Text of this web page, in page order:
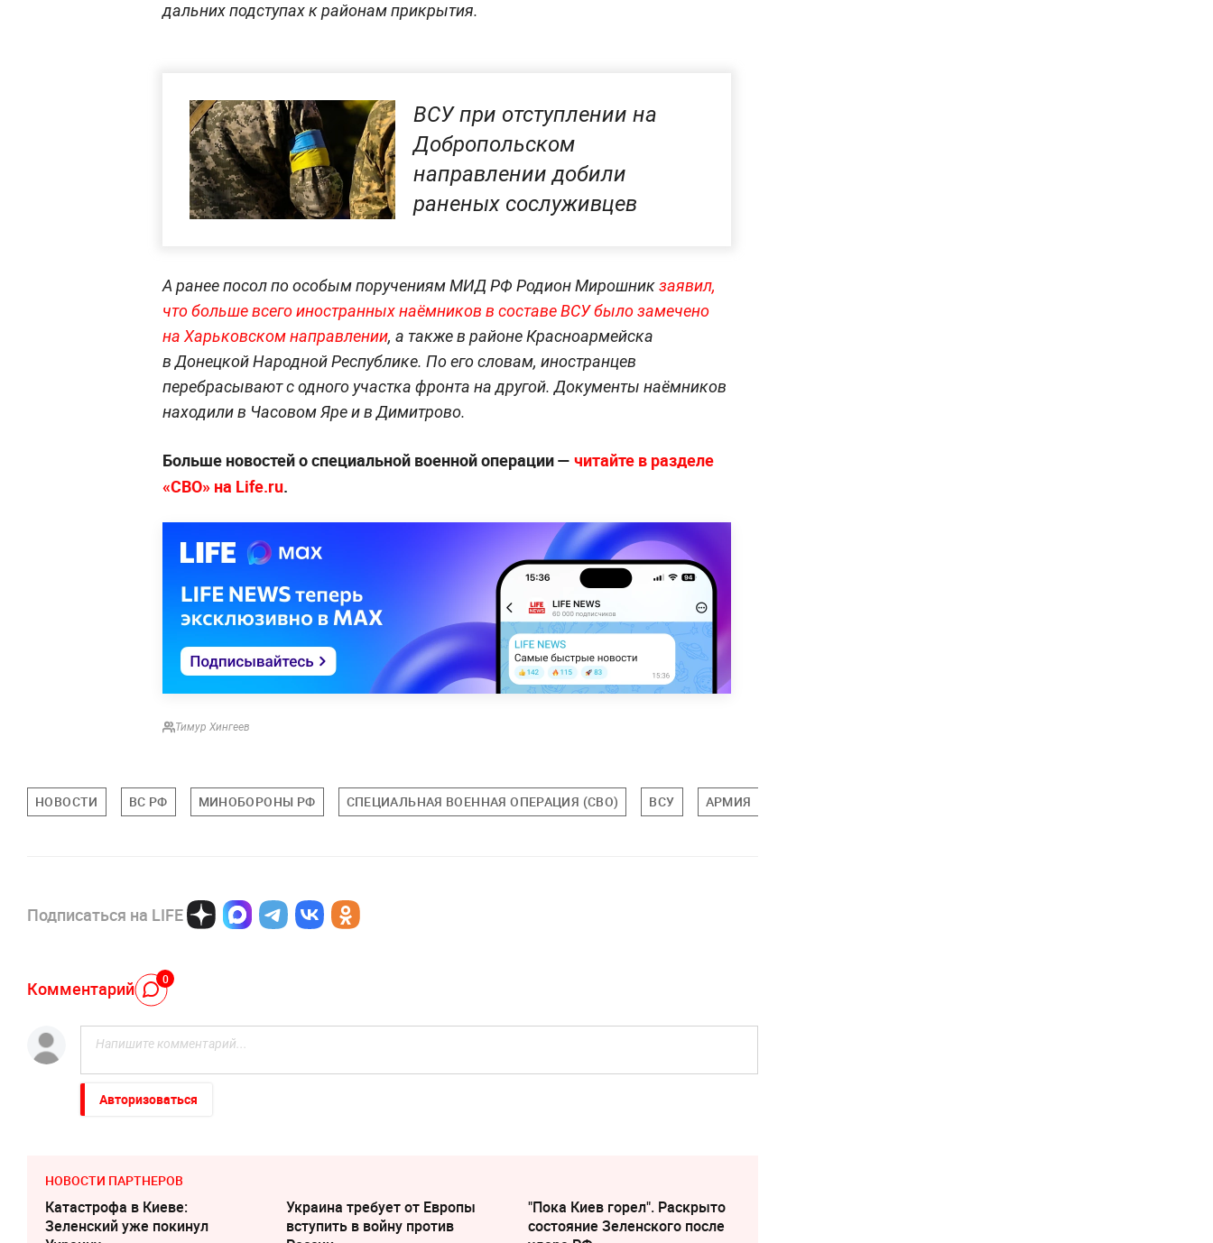
дальних подступах к районам прикрытия.
ВСУ при отступлении на
Добропольском
направлении добили
раненых сослуживцев
А ранее посол по особым поручениям МИД РФ Родион Мирошникзаявил,
что больше всего иностранных наёмников в составе ВСУ было замечено
на Харьковском направлении, а также в районе Красноармейска
в Донецкой Народной Республике. По его словам, иностранцев
перебрасывают с одного участка фронта на другой. Документы наёмников
находили в Часовом Яре и в Димитрово.
Больше новостей о специальной военной операции — читайте в разделе
«СВО» на Life.ru.
Тимур Хингеев
НОВОСТИ ВС РФ МИНОБОРОНЫ РФ СПЕЦИАЛЬНАЯ ВОЕННАЯ ОПЕРАЦИЯ (СВО) ВСУ АРМИЯ
Подписаться на LIFE
Комментарий 0
Авторизоваться
НОВОСТИ ПАРТНЕРОВ
Катастрофа в Киеве:
Зеленский уже покинул
Украина требует от Европы
вступить в войну против
"Пока Киев горел". Раскрыто
состояние Зеленского после